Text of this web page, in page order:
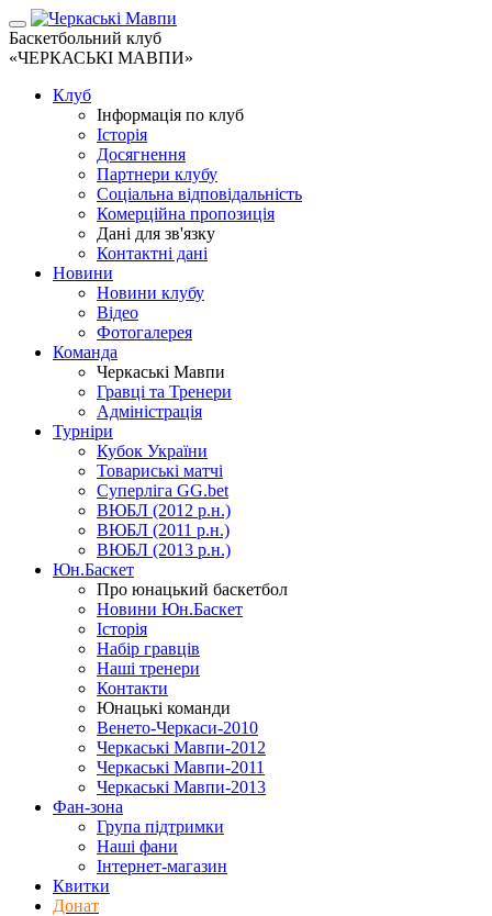
Баскетбольний клуб
«ЧЕРКАСЬКІ МАВПИ»
Клуб
Інформація по клуб
Історія
Досягнення
Партнери клубу
Соціальна відповідальність
Комерційна пропозиція
Дані для зв'язку
Контактні дані
Новини
Новини клубу
Відео
Фотогалерея
Команда
Черкаські Мавпи
Гравці та Тренери
Адміністрація
Турніри
Кубок України
Товариські матчі
Суперліга GG.bet
ВЮБЛ (2012 р.н.)
ВЮБЛ (2011 р.н.)
ВЮБЛ (2013 р.н.)
Юн.Баскет
Про юнацький баскетбол
Новини Юн.Баскет
Історія
Набір гравців
Наші тренери
Контакти
Юнацькі команди
Венето-Черкаси-2010
Черкаські Мавпи-2012
Черкаські Мавпи-2011
Черкаські Мавпи-2013
Фан-зона
Група підтримки
Наші фани
Інтернет-магазин
Квитки
Донат